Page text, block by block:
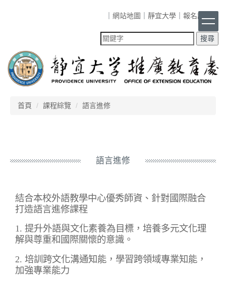
容
區
網站地圖 靜宜大學 報名課程
首頁 課程綜覽 語言進修
語言進修
結合本校外語教學中心優秀師資、針對國際融合
打造語言進修課程
1. 提升外語與文化素養為目標，培養多元文化理
解與尊重和國際關懷的意識。
2. 培訓跨文化溝通知能，學習跨領域專業知能，
加強專業能力